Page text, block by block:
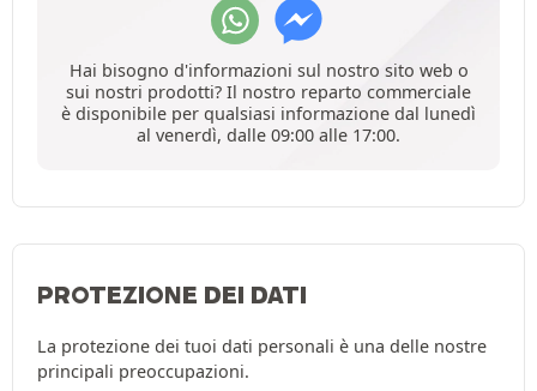
Hai bisogno d'informazioni sul nostro sito web o
sui nostri prodotti? Il nostro reparto commerciale
è disponibile per qualsiasi informazione dal lunedì
al venerdì, dalle 09:00 alle 17:00.
PROTEZIONE DEI DATI
La protezione dei tuoi dati personali è una delle nostre
principali preoccupazioni.